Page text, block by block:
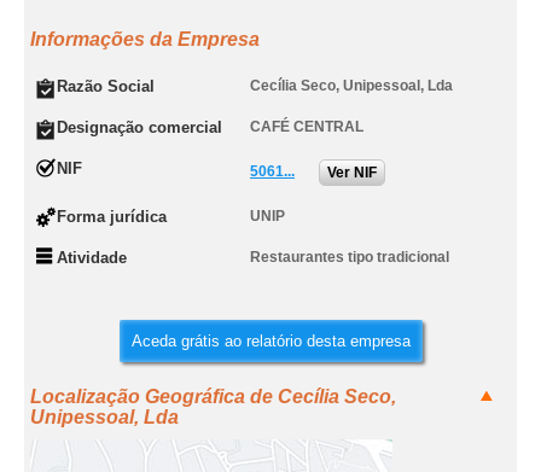
Informações da Empresa
Razão Social Cecília Seco, Unipessoal, Lda
Designação comercial CAFÉ CENTRAL
NIF 5061... Ver NIF
Forma jurídica UNIP
Atividade Restaurantes tipo tradicional
Aceda grátis ao relatório desta empresa
Localização Geográfica de Cecília Seco,
Unipessoal, Lda